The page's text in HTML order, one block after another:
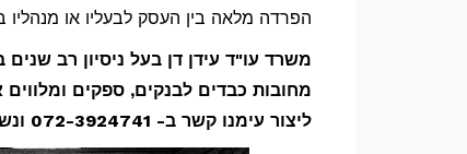
הפרדה מלאה בין העסק לבעליו או מנהליו
משרד עו"ד עידן דן בעל ניסיון רב
מחובות כבדים לבנקים, ספקים
ליצור עימנו קשר ב- 072-3924741 ונשמח לעמוד לרשותך.